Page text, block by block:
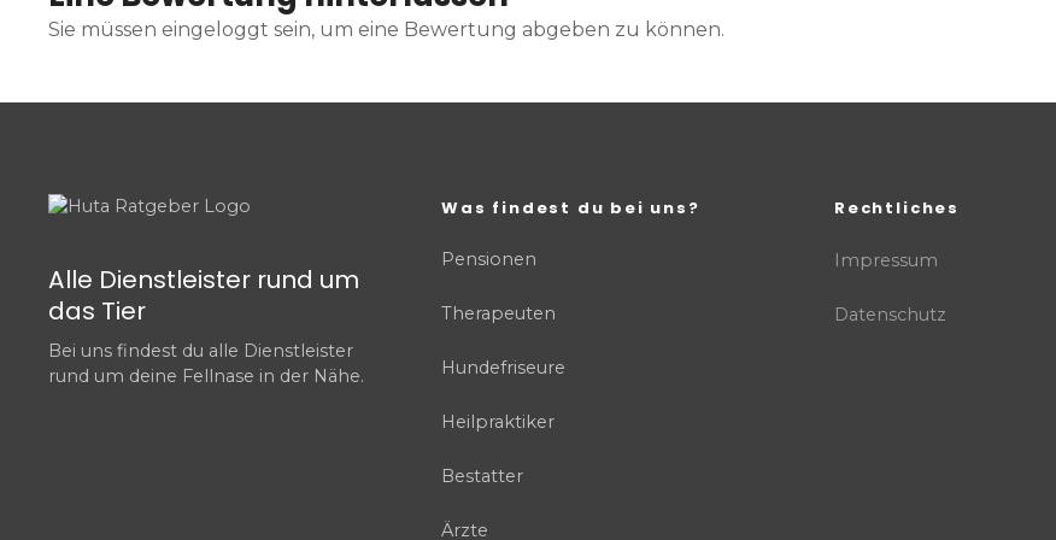
Sie müssen eingeloggt sein, um eine Bewertung abgeben zu können.
Alle Dienstleister rund um
das Tier
Bei uns findest du alle Dienstleister
rund um deine Fellnase in der Nähe.
Was findest du bei uns?
Pensionen
Therapeuten
Hundefriseure
Heilpraktiker
Bestatter
Ärzte
Rechtliches
Impressum
Datenschutz